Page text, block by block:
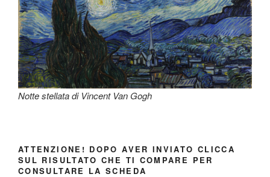
Notte stellata di Vincent Van Gogh
ATTENZIONE! DOPO AVER INVIATO CLICCA
SUL RISULTATO CHE TI COMPARE PER
CONSULTARE LA SCHEDA